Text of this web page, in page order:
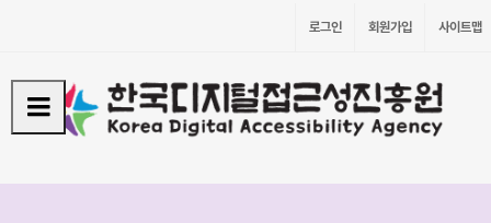
로그인 회원가입 사이트맵